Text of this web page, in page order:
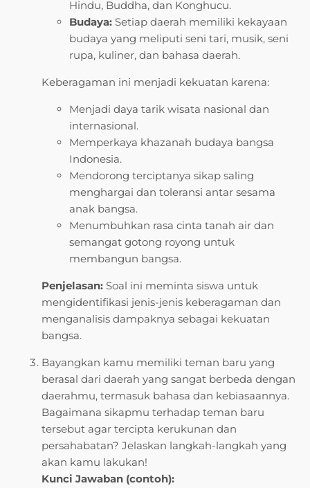
Hindu, Buddha, dan Konghucu.
Budaya: Setiap daerah memiliki kekayaan
budaya yang meliputi seni tari, musik, seni
rupa, kuliner, dan bahasa daerah.
Keberagaman ini menjadi kekuatan karena:
Menjadi daya tarik wisata nasional dan
internasional.
Memperkaya khazanah budaya bangsa
Indonesia.
Mendorong terciptanya sikap saling
menghargai dan toleransi antar sesama
anak bangsa.
Menumbuhkan rasa cinta tanah air dan
semangat gotong royong untuk
membangun bangsa.
Penjelasan: Soal ini meminta siswa untuk
mengidentifikasi jenis-jenis keberagaman dan
menganalisis dampaknya sebagai kekuatan
bangsa.
Bayangkan kamu memiliki teman baru yang
berasal dari daerah yang sangat berbeda dengan
daerahmu, termasuk bahasa dan kebiasaannya.
Bagaimana sikapmu terhadap teman baru
tersebut agar tercipta kerukunan dan
persahabatan? Jelaskan langkah-langkah yang
akan kamu lakukan!
Kunci Jawaban (contoh):